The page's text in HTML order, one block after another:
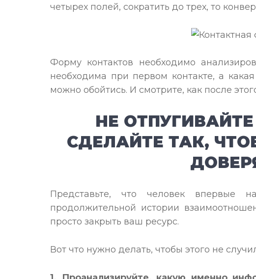
четырех полей, сократить до трех, то
Форму контактов необходимо
необходима при первом контакте, а
можно обойтись. И смотрите, как после
НЕ
СДЕЛАЙТЕ ТАК,
Представьте, что человек
продолжительной истории
просто закрыть ваш ресурс.
Вот что нужно делать, чтобы этого не